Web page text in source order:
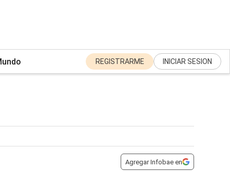
REGISTRARME INICIAR SESION
Agregar Infobae en